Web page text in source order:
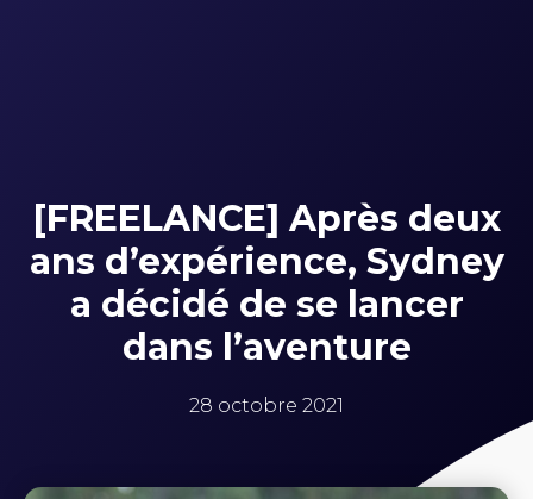
[FREELANCE] Après deux
ans d’expérience, Sydney
a décidé de se lancer
dans l’aventure
28 octobre 2021